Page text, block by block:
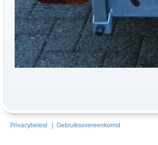
Privacybeleid Gebruiksovereenkomst